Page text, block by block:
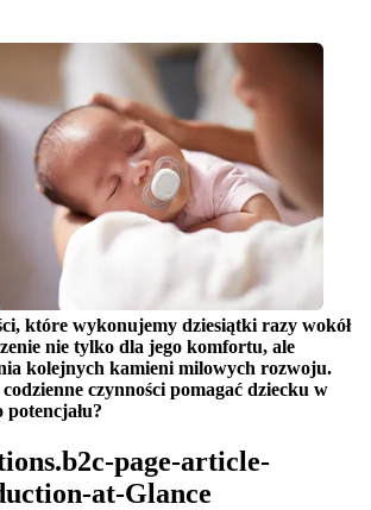
które wykonujemy dziesiątki razy wokół
nie tylko dla jego komfortu, ale
kolejnych kamieni milowych rozwoju.
czynności pomagać dziecku w
page-article-
at-Glance